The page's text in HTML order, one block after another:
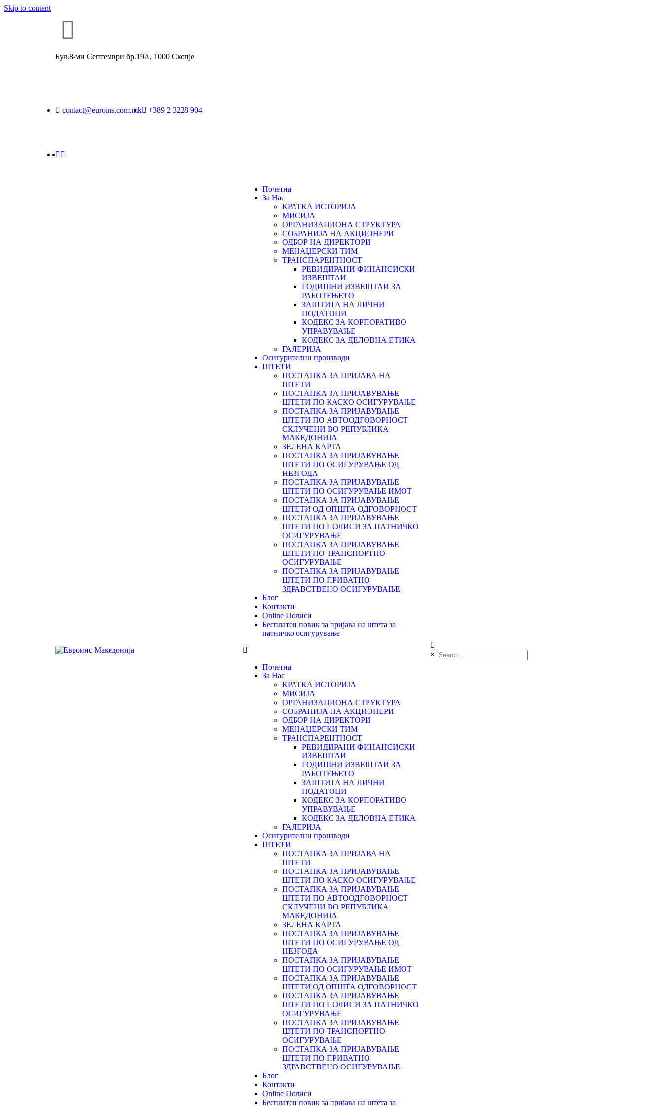
Skip to content
Бул.8-ми Септември бр.19А, 1000 Скопје
contact@euroins.com.mk +389 2 3228 904
Почетна
За Нас
КРАТКА ИСТОРИЈА
МИСИЈА
ОРГАНИЗАЦИОНА СТРУКТУРА
СОБРАНИЈА НА АКЦИОНЕРИ
ОДБОР НА ДИРЕКТОРИ
МЕНАЏЕРСКИ ТИМ
ТРАНСПАРЕНТНОСТ
РЕВИДИРАНИ ФИНАНСИСКИ
ИЗВЕШТАИ
ГОДИШНИ ИЗВЕШТАИ ЗА
РАБОТЕЊЕТО
ЗАШТИТА НА ЛИЧНИ
ПОДАТОЦИ
КОДЕКС ЗА КОРПОРАТИВО
УПРАВУВАЊЕ
КОДЕКС ЗА ДЕЛОВНА ЕТИКА
ГАЛЕРИЈА
Осигурителни производи
ШТЕТИ
ПОСТАПКА ЗА ПРИЈАВА НА
ШТЕТИ
ПОСТАПКА ЗА ПРИЈАВУВАЊЕ
ШТЕТИ ПО КАСКО ОСИГУРУВАЊЕ
ПОСТАПКА ЗА ПРИЈАВУВАЊЕ
ШТЕТИ ПО АВТООДГОВОРНОСТ
СКЛУЧЕНИ ВО РЕПУБЛИКА
МАКЕДОНИЈА
ЗЕЛЕНА КАРТА
ПОСТАПКА ЗА ПРИЈАВУВАЊЕ
ШТЕТИ ПО ОСИГУРУВАЊЕ ОД
НЕЗГОДА
ПОСТАПКА ЗА ПРИЈАВУВАЊЕ
ШТЕТИ ПО ОСИГУРУВАЊЕ ИМОТ
ПОСТАПКА ЗА ПРИЈАВУВАЊЕ
ШТЕТИ ОД ОПШТА ОДГOВОРНОСТ
ПОСТАПКА ЗА ПРИЈАВУВАЊЕ
ШТЕТИ ПО ПОЛИСИ ЗА ПАТНИЧКО
ОСИГУРУВАЊЕ
ПОСТАПКА ЗА ПРИЈАВУВАЊЕ
ШТЕТИ ПО ТРАНСПОРТНО
ОСИГУРУВАЊЕ
ПОСТАПКА ЗА ПРИЈАВУВАЊЕ
ШТЕТИ ПО ПРИВАТНО
ЗДРАВСТВЕНО ОСИГУРУВАЊЕ
Блог
Контакти
Online Полиси
Бесплатен повик за пријава на штета за
патничко осигурување
Почетна
За Нас
КРАТКА ИСТОРИЈА
МИСИЈА
ОРГАНИЗАЦИОНА СТРУКТУРА
СОБРАНИЈА НА АКЦИОНЕРИ
ОДБОР НА ДИРЕКТОРИ
МЕНАЏЕРСКИ ТИМ
ТРАНСПАРЕНТНОСТ
РЕВИДИРАНИ ФИНАНСИСКИ
ИЗВЕШТАИ
ГОДИШНИ ИЗВЕШТАИ ЗА
РАБОТЕЊЕТО
ЗАШТИТА НА ЛИЧНИ
ПОДАТОЦИ
КОДЕКС ЗА КОРПОРАТИВО
УПРАВУВАЊЕ
КОДЕКС ЗА ДЕЛОВНА ЕТИКА
ГАЛЕРИЈА
Осигурителни производи
ШТЕТИ
ПОСТАПКА ЗА ПРИЈАВА НА
ШТЕТИ
ПОСТАПКА ЗА ПРИЈАВУВАЊЕ
ШТЕТИ ПО КАСКО ОСИГУРУВАЊЕ
ПОСТАПКА ЗА ПРИЈАВУВАЊЕ
ШТЕТИ ПО АВТООДГОВОРНОСТ
СКЛУЧЕНИ ВО РЕПУБЛИКА
МАКЕДОНИЈА
ЗЕЛЕНА КАРТА
ПОСТАПКА ЗА ПРИЈАВУВАЊЕ
ШТЕТИ ПО ОСИГУРУВАЊЕ ОД
НЕЗГОДА
ПОСТАПКА ЗА ПРИЈАВУВАЊЕ
ШТЕТИ ПО ОСИГУРУВАЊЕ ИМОТ
ПОСТАПКА ЗА ПРИЈАВУВАЊЕ
ШТЕТИ ОД ОПШТА ОДГOВОРНОСТ
ПОСТАПКА ЗА ПРИЈАВУВАЊЕ
ШТЕТИ ПО ПОЛИСИ ЗА ПАТНИЧКО
ОСИГУРУВАЊЕ
ПОСТАПКА ЗА ПРИЈАВУВАЊЕ
ШТЕТИ ПО ТРАНСПОРТНО
ОСИГУРУВАЊЕ
ПОСТАПКА ЗА ПРИЈАВУВАЊЕ
ШТЕТИ ПО ПРИВАТНО
ЗДРАВСТВЕНО ОСИГУРУВАЊЕ
Блог
Контакти
Online Полиси
Бесплатен повик за пријава на штета за
×